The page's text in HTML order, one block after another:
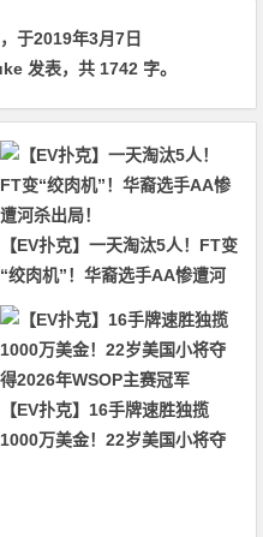
于2019年3月7日
发表，共 1742 字。
【EV扑克】一天淘汰5人！FT变
“绞肉机”！华裔选手AA惨遭河
杀出局！
【EV扑克】16手牌速胜独揽
1000万美金！22岁美国小将夺